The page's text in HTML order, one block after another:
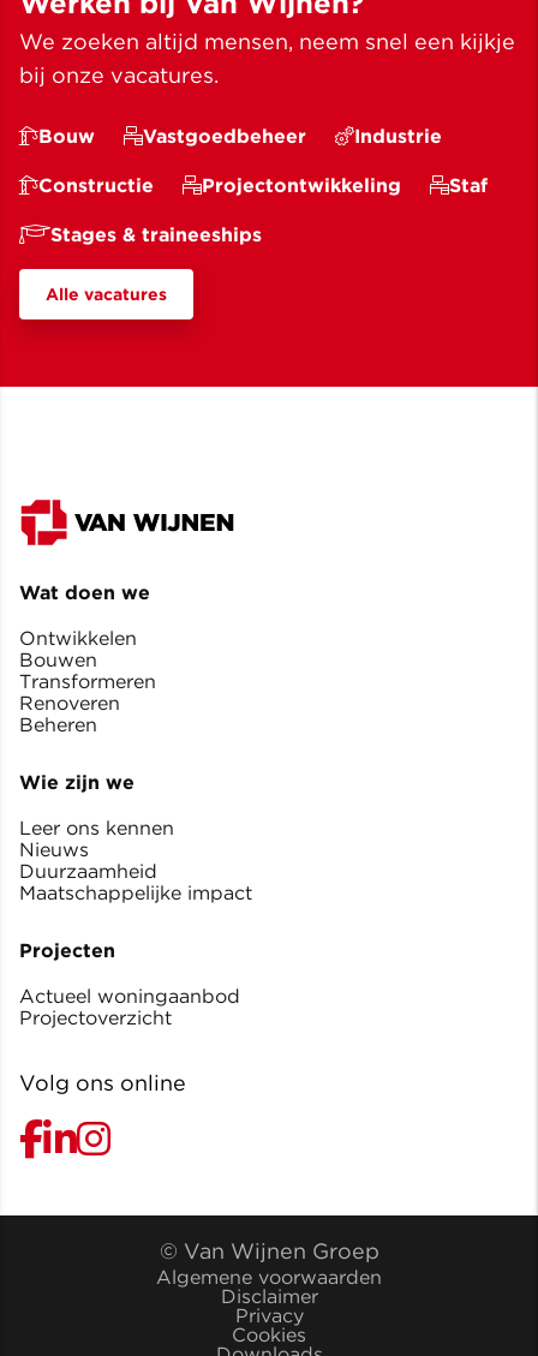
We zoeken altijd mensen, neem snel een kijkje
bij onze vacatures.
Bouw Vastgoedbeheer Industrie
Constructie Projectontwikkeling Staf
Stages & traineeships
Alle vacatures
Wat doen we
Ontwikkelen
Bouwen
Transformeren
Renoveren
Beheren
Wie zijn we
Leer ons kennen
Nieuws
Duurzaamheid
Maatschappelijke impact
Projecten
Actueel woningaanbod
Projectoverzicht
Volg ons online
© Van Wijnen Groep
Algemene voorwaarden
Disclaimer
Privacy
Cookies